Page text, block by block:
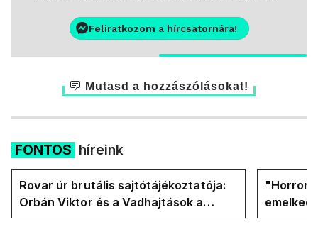
Feliratkozom a hírcsatornára!
Mutasd a hozzászólásokat!
FONTOS híreink
Rovar úr brutális sajtótájékoztatója:
Orbán Viktor és a Vadhajtások a
felelős a kialakult helyzetért
"Horror
oldalán